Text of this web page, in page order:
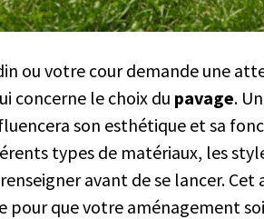
ou votre cour demande une
concerne le choix du pavage.
son esthétique et sa
types de matériaux, les
avant de se lancer.
pour que votre aménagement